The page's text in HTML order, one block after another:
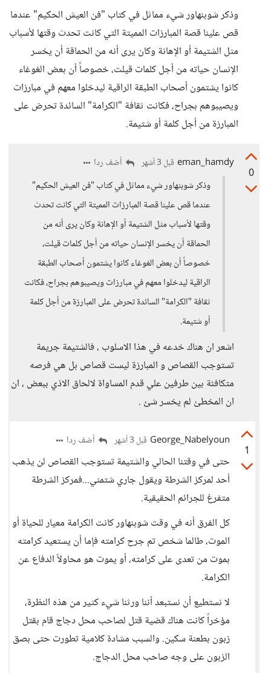
وذكر شوبنهاور شيء مماثل في كتاب "فن العيش الحكيم" عندما
قص علينا قصة المبارزات المميتة التي كانت تحدث وقتها لأسباب
مثل الشتيمة أو الإهانة وكان يرى أنه من الحماقة أن يخسر
الإنسان حياته من أجل كلمات قيلت، خصوصاً أن بعض الغوغاء
كانوا يشتمون أصحاب الطبقة الراقية ليدخلوا معهم في مبارزات
ويصيبوهم بجراح، فكانت ثقافة "الكرامة" السائدة تحرض على
المبارزة من أجل كلمة أو شتيمة.
0
eman_hamdy قبل 3 أشهر
أضف ردا
وذكر شوبنهاور شيء مماثل في كتاب "فن العيش الحكيم"
عندما قص علينا قصة المبارزات المميتة التي كانت تحدث
وقتها لأسباب مثل الشتيمة أو الإهانة وكان يرى أنه من
الحماقة أن يخسر الإنسان حياته من أجل كلمات قيلت،
خصوصاً أن بعض الغوغاء كانوا يشتمون أصحاب الطبقة
الراقية ليدخلوا معهم في مبارزات ويصيبوهم بجراح، فكانت
ثقافة "الكرامة" السائدة تحرض على المبارزة من أجل كلمة
أو شتيمة.
اشعر ان هناك خدعه في هذا الاسلوب ، فالشتيمة جريمة
تستوجب القصاص و المبارزة ليست قصاص بل هي فرصه
متكافئة بين طرفين علي قدم المساواة لالحاق الاذي ببعض ، ان
ان المخطئ لم يخسر شئ .
1
George_Nabelyoun قبل 3 أشهر أضف ردا
حتى في وقتنا الحالي والشتيمة تستوجب القصاص لن يذهب
أحد لمركز الشرطة ويقول جاري شتمني...فمركز الشرطة
متفرغ للجرائم الحقيقية.
كل الفرق أنه في وقت شوبنهاور كانت الكرامة معيار للحياة أو
الموت، طالما شخص تم جرح كرامته فإما أن يستعيد كرامته
بموت من تعدى على كرامته، أو يموت هو محاولاً الدفاع عن
الكرامة.
لا نستطيع أن نستبعد أننا ورثنا شيء كثير من هذه النظرة،
مؤخراً كانت هناك قضية قتل لصاحب محل دجاج قام بقتل
زبون بطعنة سكين. والسبب مشادة كلامية تطورت حتى بصق
الزبون على وجه صاحب محل الدجاج.